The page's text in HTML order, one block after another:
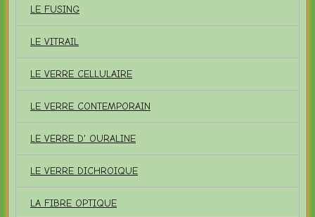
LE FUSING
LE VITRAIL
LE VERRE CELLULAIRE
LE VERRE CONTEMPORAIN
LE VERRE D' OURALINE
LE VERRE DICHROIQUE
LA FIBRE OPTIQUE